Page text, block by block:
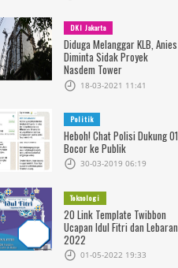
DKI Jakarta
Diduga Melanggar KLB, Anies
Diminta Sidak Proyek
Nasdem Tower
18-03-2021 11:41
Politik
Heboh! Chat Polisi Dukung 01
Bocor ke Publik
30-03-2019 06:19
Teknologi
20 Link Template Twibbon
Ucapan Idul Fitri dan Lebaran
2022
01-05-2022 19:33